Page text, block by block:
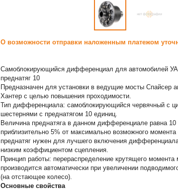
О возможности отправки наложенным платежом
Самоблокирующийся дифференциал для автомобилей
преднатяг 10
Предназначен для установки в ведущие мосты Спайсер
Хантер с целью повышения проходимости.
Тип дифференциала: самоблокирующийся червячный с
шестернями с преднатягом 10 единиц.
Величина преднатяга в данном дифференциале равна 10
приблизительно 5% от максимально возможного
преднатяг нужен для лучшего включения
низким коэффициентом сцепления.
Принцип работы: перераспределение крутящего
производится автоматически при увеличении
(на отстающее колесо).
Основные свойства